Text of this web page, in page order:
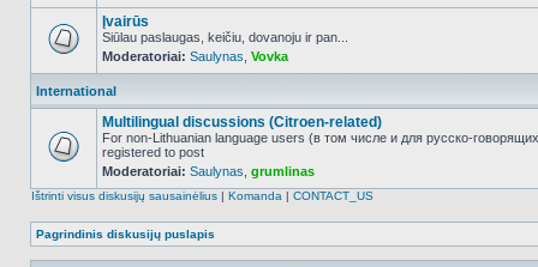
NO_UNREAD_POSTS
Įvairūs
Siūlau paslaugas, keičiu, dovanoju ir pan...
Moderatoriai: Saulynas Vovka
International
NO_UNREAD_POSTS
Multilingual discussions (Citroen-related)
For non-Lithuanian language users (в том числе и для русско-
registered to post
Moderatoriai: Saulynas grumlinas
Ištrinti visus diskusijų sausainėlius | Komanda | CONTACT_US
Pagrindinis diskusijų puslapis